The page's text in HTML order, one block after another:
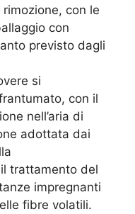
con le
con
previsto dagli
si
con il
nell’aria di
adottata dai
trattamento del
impregnanti
fibre volatili.